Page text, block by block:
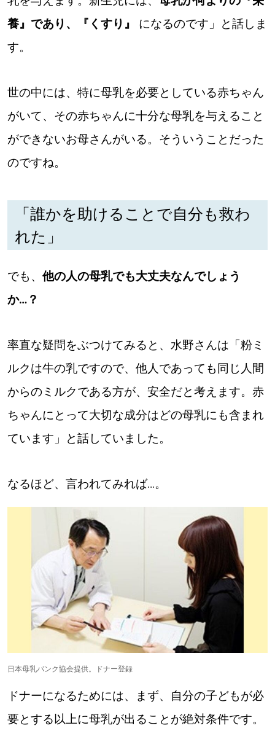
養』であり、『くすり』
になるのです」と話しま
す。
世の中には、特に母乳を必要としている赤ちゃん
がいて、その赤ちゃんに十分な母乳を与えること
ができないお母さんがいる。そういうことだった
のですね。
「誰かを助けることで自分も救わ
れた」
でも、 他の人の母乳でも大丈夫なんでしょう
か…？
率直な疑問をぶつけてみると、水野さんは「粉ミ
ルクは牛の乳ですので、他人であっても同じ人間
からのミルクである方が、安全だと考えます。赤
ちゃんにとって大切な成分はどの母乳にも含まれ
ています」と話していました。
なるほど、言われてみれば…。
日本母乳バンク協会提供。ドナー登録
ドナーになるためには、まず、自分の子どもが必
要とする以上に母乳が出ることが絶対条件です。